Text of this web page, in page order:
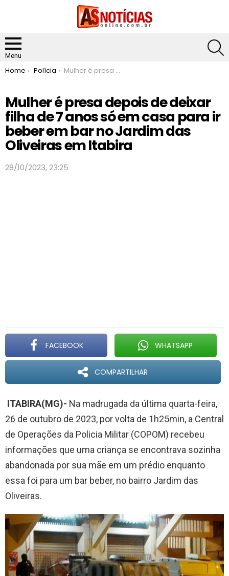
Menu
You are here:
Home Polícia Mulher é presa depois de deixar filha de 7 anos só em casa para ir beber em bar no Jardim das Oliveiras em Itabira
Mulher é presa depois de deixar
filha de 7 anos só em casa para ir
beber em bar no Jardim das
Oliveiras em Itabira
28/10/2023, 23:25
FACEBOOK WHATSAPP
COMPARTILHAR
ITABIRA(MG)- Na madrugada da última quarta-feira,
26 de outubro de 2023, por volta de 1h25min, a Central
de Operações da Policia Militar (COPOM) recebeu
informações que uma criança se encontrava sozinha
abandonada por sua mãe em um prédio enquanto
essa foi para um bar beber, no bairro Jardim das
Oliveiras.